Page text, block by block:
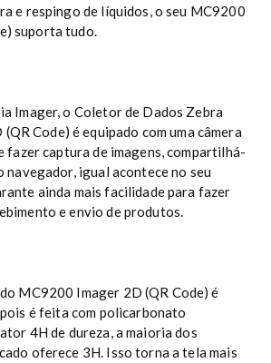
e respingo de líquidos, o seu MC9200
suporta tudo.
Imager, o Coletor de Dados Zebra
Code) é equipado com uma câmera
fazer captura de imagens, compartilhá-
navegador, igual acontece no seu
ainda mais facilidade para fazer
e envio de produtos.
MC9200 Imager 2D (QR Code) é
é feita com policarbonato
4H de dureza, a maioria dos
oferece 3H. Isso torna a tela mais